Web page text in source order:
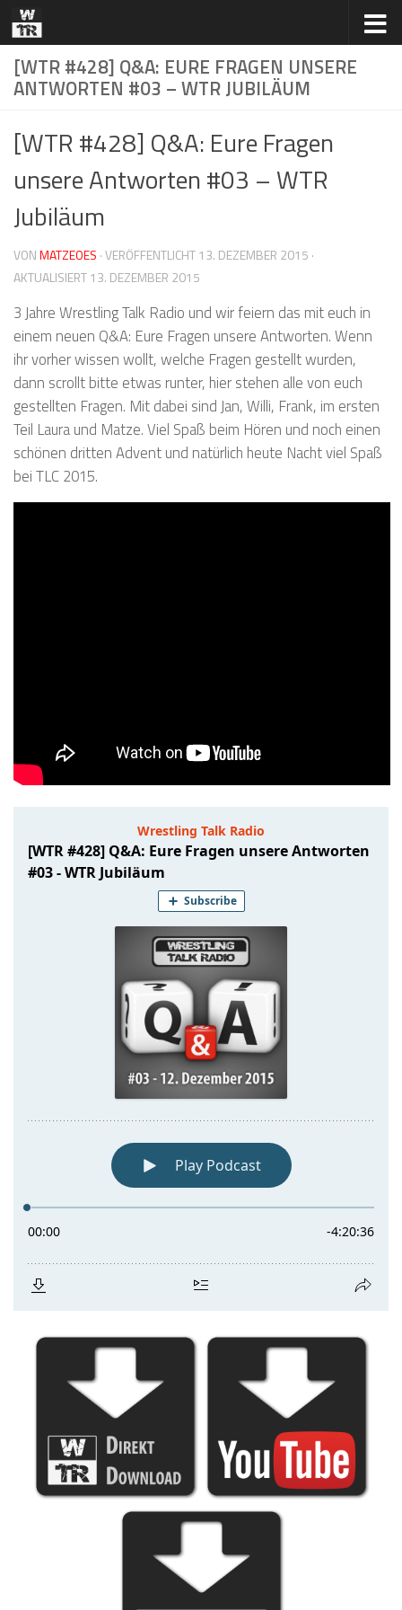
Zum Inhalt springen
[WTR #428] Q&A: EURE FRAGEN UNSERE
ANTWORTEN #03 – WTR JUBILÄUM
[WTR #428] Q&A: Eure Fragen
unsere Antworten #03 – WTR
Jubiläum
VONMATZEOES · VERÖFFENTLICHT13. DEZEMBER 2015 ·
AKTUALISIERT13. DEZEMBER 2015
3 Jahre Wrestling Talk Radio und wir feiern das mit euch in
einem neuen Q&A: Eure Fragen unsere Antworten. Wenn
ihr vorher wissen wollt, welche Fragen gestellt wurden,
dann scrollt bitte etwas runter, hier stehen alle von euch
gestellten Fragen. Mit dabei sind Jan, Willi, Frank, im ersten
Teil Laura und Matze. Viel Spaß beim Hören und noch einen
schönen dritten Advent und natürlich heute Nacht viel Spaß
bei TLC 2015.